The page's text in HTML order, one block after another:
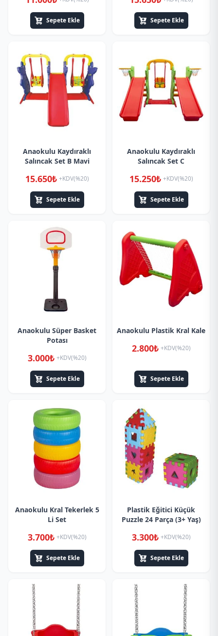
Sepete Ekle Sepete Ekle
Anaokulu Kaydıraklı
Salıncak Set B Mavi
15.650₺ +KDV(%20)
Sepete Ekle
Anaokulu Kaydıraklı
Salıncak Set C
15.250₺ +KDV(%20)
Sepete Ekle
Anaokulu Süper Basket
Potası
3.000₺ +KDV(%20)
Sepete Ekle
Anaokulu Plastik Kral Kale
2.800₺ +KDV(%20)
Sepete Ekle
Anaokulu Kral Tekerlek 5
Li Set
3.700₺ +KDV(%20)
Sepete Ekle
Plastik Eğitici Küçük
Puzzle 24 Parça (3+ Yaş)
3.300₺ +KDV(%20)
Sepete Ekle